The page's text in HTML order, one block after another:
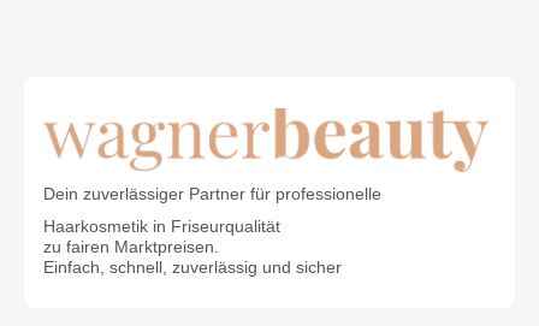
Dein zuverlässiger Partner für professionelle
Haarkosmetik in Friseurqualität
zu fairen Marktpreisen.
Einfach, schnell, zuverlässig und sicher